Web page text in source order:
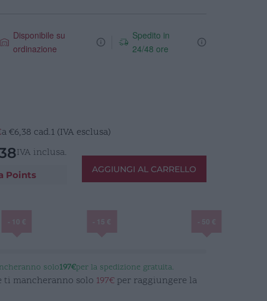
Disponibile su
ordinazione
Spedito in
24/48 ore
a€6,38 cad.1 (IVA esclusa)
IVA inclusa.
Points
AGGIUNGI AL CARRELLO
solo197€per la spedizione gratuita.
mancheranno solo 197€per raggiungere la